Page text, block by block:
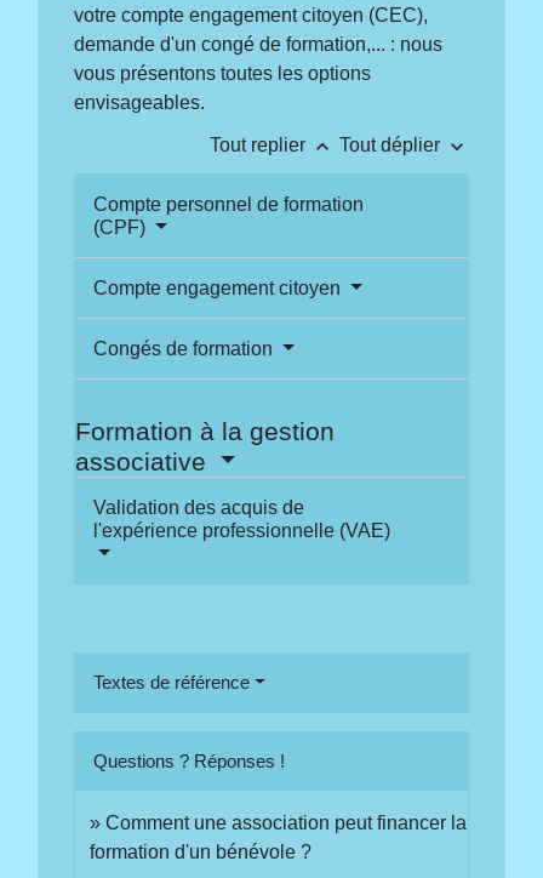
votre compte engagement citoyen (CEC),
demande d'un congé de formation,... : nous
vous présentons toutes les options
envisageables.
Tout replier keyboard_arrow_up Tout déplier keyboard_arrow_down
Compte personnel de formation
(CPF)
Compte engagement citoyen
Congés de formation
Formation à la gestion
associative
Validation des acquis de
l'expérience professionnelle (VAE)
Textes de référence
Questions ? Réponses !
Comment une association peut financer la
formation d'un bénévole ?